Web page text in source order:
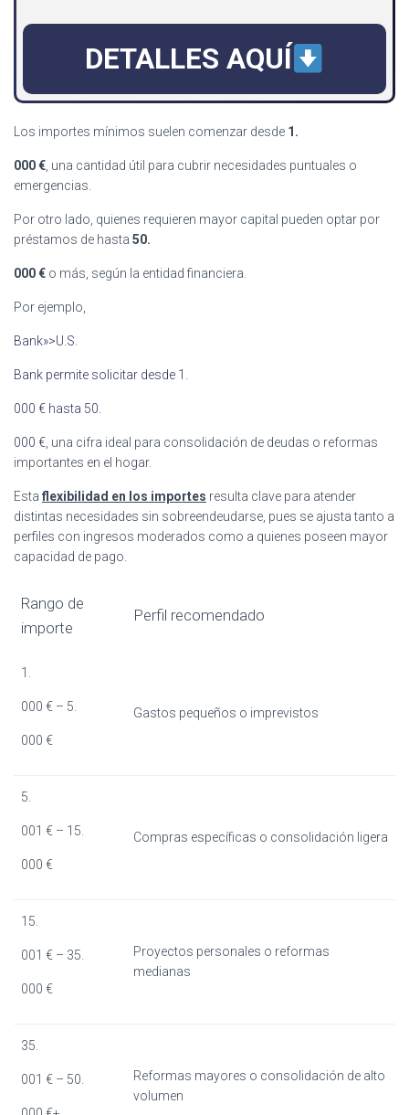
DETALLES AQUÍ
Los importes mínimos suelen comenzar desde 1.
000 € , una cantidad útil para cubrir necesidades puntuales o
emergencias.
Por otro lado, quienes requieren mayor capital pueden optar por
préstamos de hasta 50.
000 € o más, según la entidad financiera.
Por ejemplo,
Bank»>U.S.
Bank permite solicitar desde 1.
000 € hasta 50.
000 € , una cifra ideal para consolidación de deudas o reformas
importantes en el hogar.
Esta flexibilidad en los importes resulta clave para atender
distintas necesidades sin sobreendeudarse, pues se ajusta tanto a
perfiles con ingresos moderados como a quienes poseen mayor
capacidad de pago.
Rango de
importe
Perfil recomendado
1.
000 € – 5.
000 €
Gastos pequeños o imprevistos
5.
001 € – 15.
000 €
Compras específicas o consolidación ligera
15.
001 € – 35.
000 €
Proyectos personales o reformas
medianas
35.
001 € – 50.
Reformas mayores o consolidación de alto
volumen